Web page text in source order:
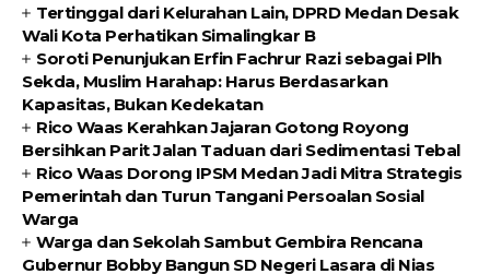
Tertinggal dari Kelurahan Lain, DPRD Medan Desak
Wali Kota Perhatikan Simalingkar B
Soroti Penunjukan Erfin Fachrur Razi sebagai Plh
Sekda, Muslim Harahap: Harus Berdasarkan
Kapasitas, Bukan Kedekatan
Rico Waas Kerahkan Jajaran Gotong Royong
Bersihkan Parit Jalan Taduan dari Sedimentasi Tebal
Rico Waas Dorong IPSM Medan Jadi Mitra Strategis
Pemerintah dan Turun Tangani Persoalan Sosial
Warga
Warga dan Sekolah Sambut Gembira Rencana
Gubernur Bobby Bangun SD Negeri Lasara di Nias